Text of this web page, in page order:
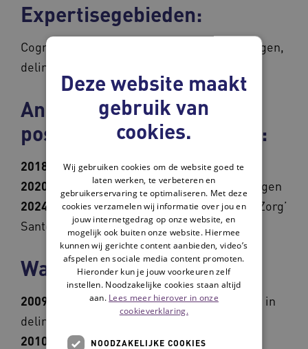
Expertisegebieden:
Cognitie in relatie tot chronische aandoeningen,
delirium
Andere
posities/nevenactiviteiten:
2018:
Hoogleraar Interne/Geriatrie UMCG
2020:
Voorzitter Alzheimer Centrum Groningen
2024:
Co-lead ‘Doorontwikkelen Passende Zorg’
Santeon
Wapenfeiten:
2009:
promotie: ‘Pathophysiological studies in
delirium, a focus on genetics’
2010:
Internist Ouderengeneeskunde AMC
Deze website maakt
gebruik van
cookies.
Wij gebruiken cookies om de website goed te
laten werken, te verbeteren en
gebruikerservaring te optimaliseren. Met deze
cookies verzamelen wij informatie over jou en
jouw internetgedrag op onze website, en
mogelijk ook buiten onze website. Hiermee
kunnen wij gerichte content aanbieden, video’s
afspelen en sociale media content promoten.
Hieronder kun je jouw voorkeuren zelf
instellen. Noodzakelijke cookies staan altijd
aan. Lees meer hierover in onze
cookieverklaring.
NOODZAKELIJKE COOKIES